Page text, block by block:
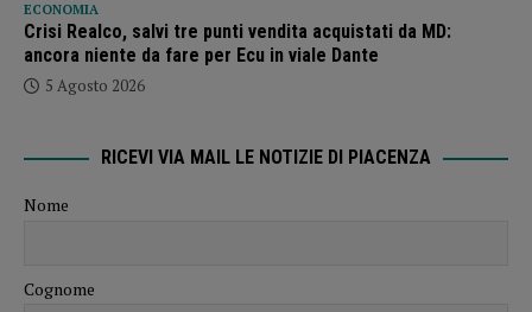
ECONOMIA
Crisi Realco, salvi tre punti vendita acquistati da MD:
ancora niente da fare per Ecu in viale Dante
5 Agosto 2026
RICEVI VIA MAIL LE NOTIZIE DI PIACENZA
Nome
Cognome